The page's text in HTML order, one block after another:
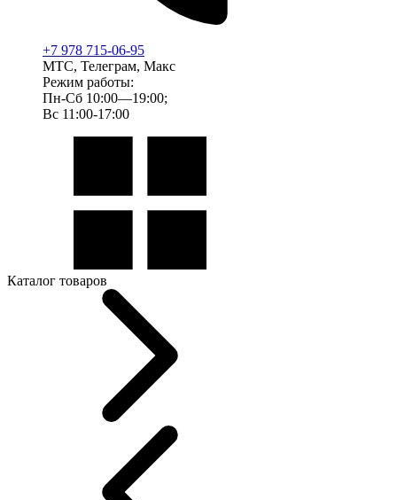
+7 978 715-06-95
МТС, Телеграм, Макс
Режим работы:
Пн-Сб 10:00—19:00;
Вс 11:00-17:00
Каталог товаров